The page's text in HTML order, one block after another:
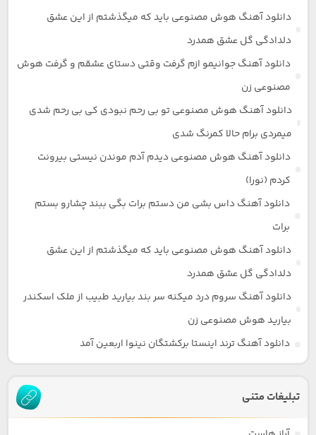
دانلود آهنگ هوش مصنوعی باید که میگذشتم از این عشق
دلدادگی گل عشق همدرد
دانلود آهنگ جوانیمو ازم گرفت وقتی دستای عشقم و گرفت هوش
مصنوعی زن
دانلود آهنگ هوش مصنوعی تو بی رحم نبودی کی بی رحم شدی
میمردی برام حالا کمرنگ شدی
دانلود آهنگ هوش مصنوعی دیدم آدم موندن نیستی بیرونت
کردم (نورا)
دانلود آهنگ داس بشی من دستم برات بگی ببند چشارو بستم
برات
دانلود آهنگ هوش مصنوعی باید که میگذشتم از این عشق
دلدادگی گل عشق همدرد
دانلود آهنگ سروم درد میکنه سر بند بیارید طبیب از ملک اسکندر
بیارید هوش مصنوعی زن
دانلود آهنگ ترند اینستا برکشتگان نینوا اربعین آمد
تبلیغات متنی